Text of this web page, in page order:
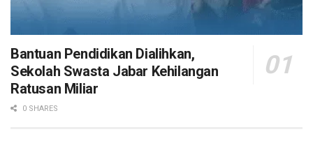
Bantuan Pendidikan Dialihkan,
Sekolah Swasta Jabar Kehilangan
Ratusan Miliar
0 SHARES